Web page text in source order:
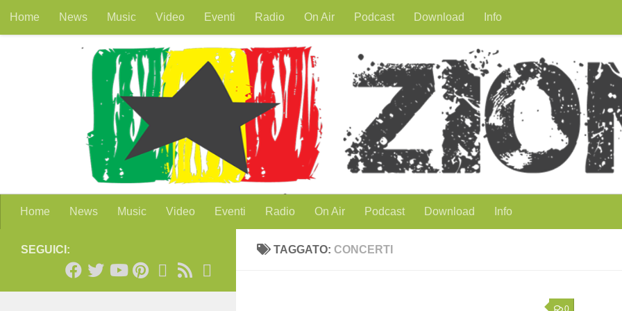
Salta al contenuto
Home News Music Video Eventi Radio On Air Podcast Download Info
Home News Music Video Eventi Radio On Air Podcast Download Info
TAGGATO: CONCERTI
0
SEGUICI: